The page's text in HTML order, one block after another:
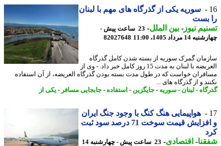
سوریه یکی از گذرگاه های مهم با لبنان
بست
نیوز-بین الملل-
23 ساعت پیش -
مرداد 1405، 11:00
82027648
گمرک سوریه از بسته شدن کامل گذرگاه
العریضه با لبنان به مدت 15 روز کامل خبر داد. - وی از
خواست که در طول مدت بسته بودن گذرگاه العریضه، از آن استفاده
و از گذرگاه های ...
-لبنان-سوریه- جایگزین- استفاده-جابجایی مسافر-یکی از
هواپیمایی هنگ کنگ با وجود جنگ ایران
و افزایش قیمت سوخت 71 درصد سود ثبت
-اقتصادی-
23 ساعت پیش - چهارشنبه 14